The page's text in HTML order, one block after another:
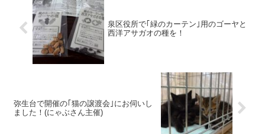
泉区役所で｢緑のカーテン｣用のゴーヤと
西洋アサガオの種を！
弥生台で開催の｢猫の譲渡会｣にお伺いし
ました！(にゃぶさん主催)